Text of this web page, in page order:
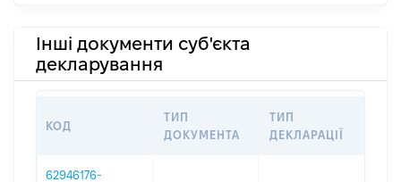
Інші документи суб'єкта
декларування
КОД
ТИП
ДОКУМЕНТА
ТИП
ДЕКЛАРАЦІЇ
62946176-